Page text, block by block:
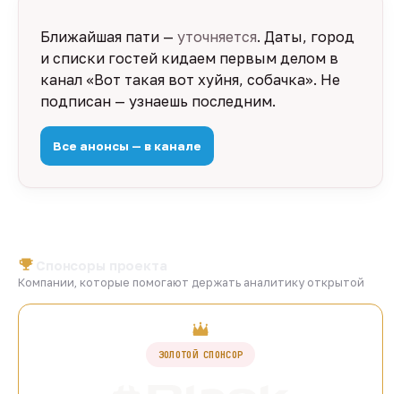
Ближайшая пати — уточняется. Даты, город
и списки гостей кидаем первым делом в
канал «Вот такая вот хуйня, собачка». Не
подписан — узнаешь последним.
Все анонсы — в канале
Компании, которые помогают держать аналитику открытой
ЗОЛОТОЙ СПОНСОР